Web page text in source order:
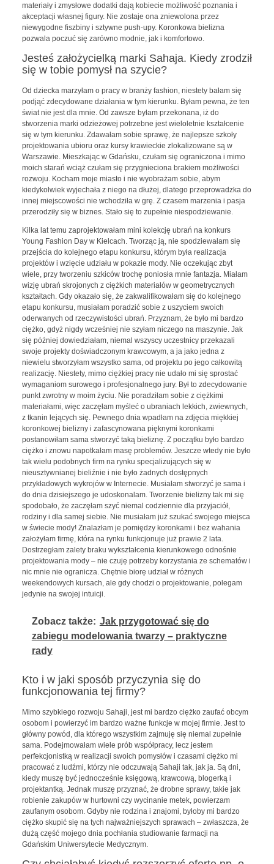
materiały i zmysłowe dodatki dają kobiecie możliwość poznania i
akceptacji własnej figury. Nie zostaje ona zniewolona przez
niewygodne fiszbiny i sztywne push-upy. Koronkowa bielizna
pozwala poczuć się zarówno modnie, jak i komfortowo.
Jesteś założycielką marki Sahaja. Kiedy zrodził
się w tobie pomysł na szycie?
Od dziecka marzyłam o pracy w branży fashion, niestety bałam się
podjąć zdecydowane działania w tym kierunku. Byłam pewna, że ten
świat nie jest dla mnie. Od zawsze byłam przekonana, iż do
stworzenia marki odzieżowej potrzebne jest wieloletnie kształcenie
się w tym kierunku. Zdawałam sobie sprawę, że najlepsze szkoły
projektowania ubioru oraz kursy krawieckie zlokalizowane są w
Warszawie. Mieszkając w Gdańsku, czułam się ograniczona i mimo
moich starań wciąż czułam się przygnieciona brakiem możliwości
rozwoju. Kocham moje miasto i nie wyobrażam sobie, abym
kiedykolwiek wyjechała z niego na dłużej, dlatego przeprowadzka do
innej miejscowości nie wchodziła w grę. Z czasem marzenia i pasja
przerodziły się w biznes. Stało się to zupełnie niespodziewanie.
Kilka lat temu zaprojektowałam mini kolekcję ubrań na konkurs
Young Fashion Day w Kielcach. Tworząc ją, nie spodziewałam się
przejścia do kolejnego etapu konkursu, którym była realizacja
projektów i wzięcie udziału w pokazie mody. Nie oczekując zbyt
wiele, przy tworzeniu szkiców trochę poniosła mnie fantazja. Miałam
wizję ubrań skrojonych z ciężkich materiałów w geometrycznych
kształtach. Gdy okazało się, że zakwalifikowałam się do kolejnego
etapu konkursu, musiałam poradzić sobie z uszyciem swoich
oderwanych od rzeczywistości ubrań. Przyznam, że było mi bardzo
ciężko, gdyż nigdy wcześniej nie szyłam niczego na maszynie. Jak
się później dowiedziałam, niemal wszyscy uczestnicy przekazali
swoje projekty doświadczonym krawcowym, a ja jako jedna z
niewielu stworzyłam wszystko sama, od projektu po jego całkowitą
realizację. Niestety, mimo ciężkiej pracy nie udało mi się sprostać
wymaganiom surowego i profesjonalnego jury. Był to zdecydowanie
punkt zwrotny w moim życiu. Nie poradziłam sobie z ciężkimi
materiałami, więc zaczęłam myśleć o ubraniach lekkich, zwiewnych,
z tkanin lejących się. Pewnego dnia wpadłam na zdjęcia miękkiej
koronkowej bielizny i zafascynowana pięknymi koronkami
postanowiłam sama stworzyć taką bieliznę. Z początku było bardzo
ciężko i znowu napotkałam masę problemów. Jeszcze wtedy nie było
tak wielu podobnych firm na rynku specjalizujących się w
nieusztywnianej bieliźnie i nie było żadnych dostępnych
przykładowych wykrojów w Internecie. Musiałam stworzyć je sama i
do dnia dzisiejszego je udoskonalam. Tworzenie bielizny tak mi się
spodobało, że zaczęłam szyć niemal codziennie dla przyjaciół,
rodziny i dla samej siebie. Nie musiałam już szukać swojego miejsca
w świecie mody! Znalazłam je pomiędzy koronkami i bez wahania
założyłam firmę, która na rynku funkcjonuje już prawie 2 lata.
Dostrzegłam zalety braku wykształcenia kierunkowego odnośnie
projektowania mody – nie czuję potrzeby korzystania ze schematów i
nic mnie nie ogranicza. Chętnie biorę udział w różnych
weekendowych kursach, ale gdy chodzi o projektowanie, polegam
jedynie na swojej intuicji.
Zobacz także: Jak przygotować się do
zabiegu modelowania twarzy – praktyczne
rady
Kto i w jaki sposób przyczynia się do
funkcjonowania tej firmy?
Mimo szybkiego rozwoju Sahaji, jest mi bardzo ciężko zaufać obcym
osobom i powierzyć im bardzo ważne funkcje w mojej firmie. Jest to
główny powód, dla którego wszystkim zajmuję się niemal zupełnie
sama. Podejmowałam wiele prób współpracy, lecz jestem
perfekcjonistką w realizacji swoich pomysłów i czasami ciężko mi
pracować z ludźmi, którzy nie odczuwają Sahaji tak, jak ja. Są dni,
kiedy muszę być jednocześnie księgową, krawcową, blogerką i
projektantką. Jednak muszę przyznać, że drobne sprawy, takie jak
robienie zakupów w hurtowni czy wycinanie metek, powierzam
zaufanym osobom. Gdyby nie rodzina i znajomi, byłoby mi bardzo
ciężko skupić się na tych najważniejszych sprawach – zwłaszcza, że
dużą część mojego dnia pochłania studiowanie farmacji na
Gdańskim Uniwersytecie Medycznym.